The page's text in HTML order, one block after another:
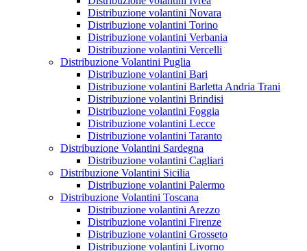
Distribuzione volantini Novara
Distribuzione volantini Torino
Distribuzione volantini Verbania
Distribuzione volantini Vercelli
Distribuzione Volantini Puglia
Distribuzione volantini Bari
Distribuzione volantini Barletta Andria Trani
Distribuzione volantini Brindisi
Distribuzione volantini Foggia
Distribuzione volantini Lecce
Distribuzione volantini Taranto
Distribuzione Volantini Sardegna
Distribuzione volantini Cagliari
Distribuzione Volantini Sicilia
Distribuzione volantini Palermo
Distribuzione Volantini Toscana
Distribuzione volantini Arezzo
Distribuzione volantini Firenze
Distribuzione volantini Grosseto
Distribuzione volantini Livorno